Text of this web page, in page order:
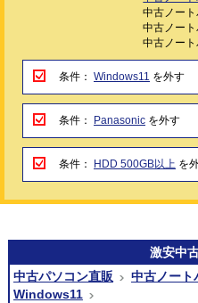
中古ノー
中古ノー
中古ノー
条件： Windows11 を外す
条件： Panasonic を外す
条件： HDD 500GB以上 を
激安中
中古パソコン直販
中古ノート
Windows11